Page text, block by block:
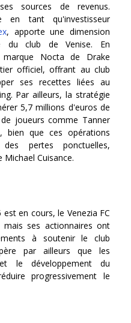
sources de revenus.
en tant qu'investisseur
, apporte une dimension
du club de Venise. En
Nocta de Drake
officiel, offrant au club
ses recettes liées au
Par ailleurs, la stratégie
5,7 millions d'euros de
joueurs comme Tanner
bien que ces opérations
pertes ponctuelles,
Cuisance.
en cours, le Venezia FC
ses actionnaires ont
à soutenir le club
par ailleurs que les
le développement du
progressivement le